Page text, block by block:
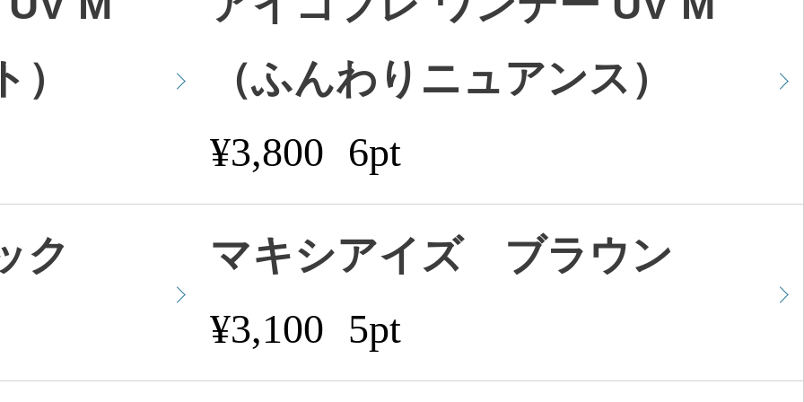
（ふんわりニュアンス）
¥3,800 6pt
ク
マキシアイズ ブラウン
¥3,100 5pt